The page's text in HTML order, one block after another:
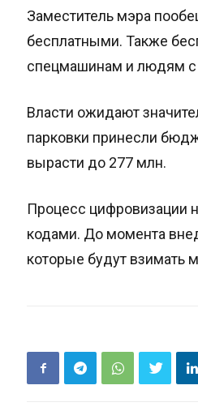
Заместитель мэра
бесплатными. Также
спецмашинам и людям с
Власти ожидают
парковки принесли
вырасти до 277 млн.
Процесс цифровизации
кодами. До момента
которые будут взимать